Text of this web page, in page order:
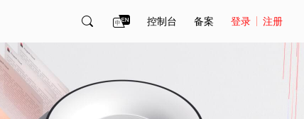
账单
控制台 备案 登录 注册